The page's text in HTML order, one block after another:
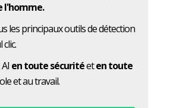
l'homme.
les principaux outils de détection
AI en toute sécuritéeten toute
et au travail.